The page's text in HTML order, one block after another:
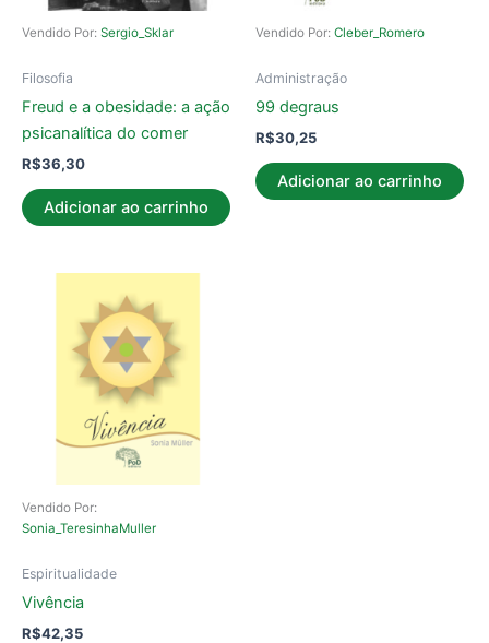
Vendido Por: Sergio_Sklar
Filosofia
Freud e a obesidade: a ação
psicanalítica do comer
R$36,30
Adicionar ao carrinho
Vendido Por: Cleber_Romero
Administração
99 degraus
R$30,25
Adicionar ao carrinho
Vendido Por:
Sonia_TeresinhaMuller
Espiritualidade
Vivência
R$42,35